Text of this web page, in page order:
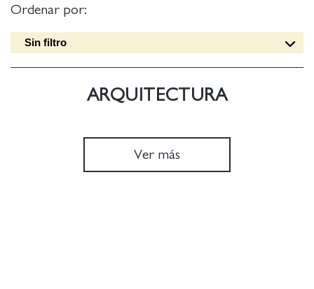
Ordenar por:
Sin filtro
Fecha edición [ASC]
ARQUITECTURA
Ver más